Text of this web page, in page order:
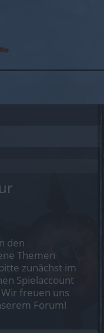
den
Themen
zunächst im
Spielaccount
freuen uns
Forum!